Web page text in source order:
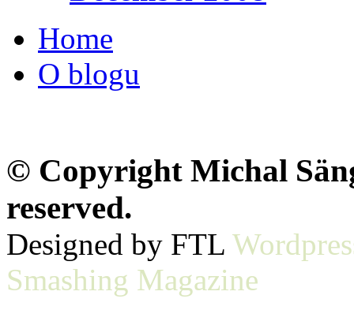
Home
O blogu
© Copyright Michal
reserved.
Designed by FTL
Smashing Magazine